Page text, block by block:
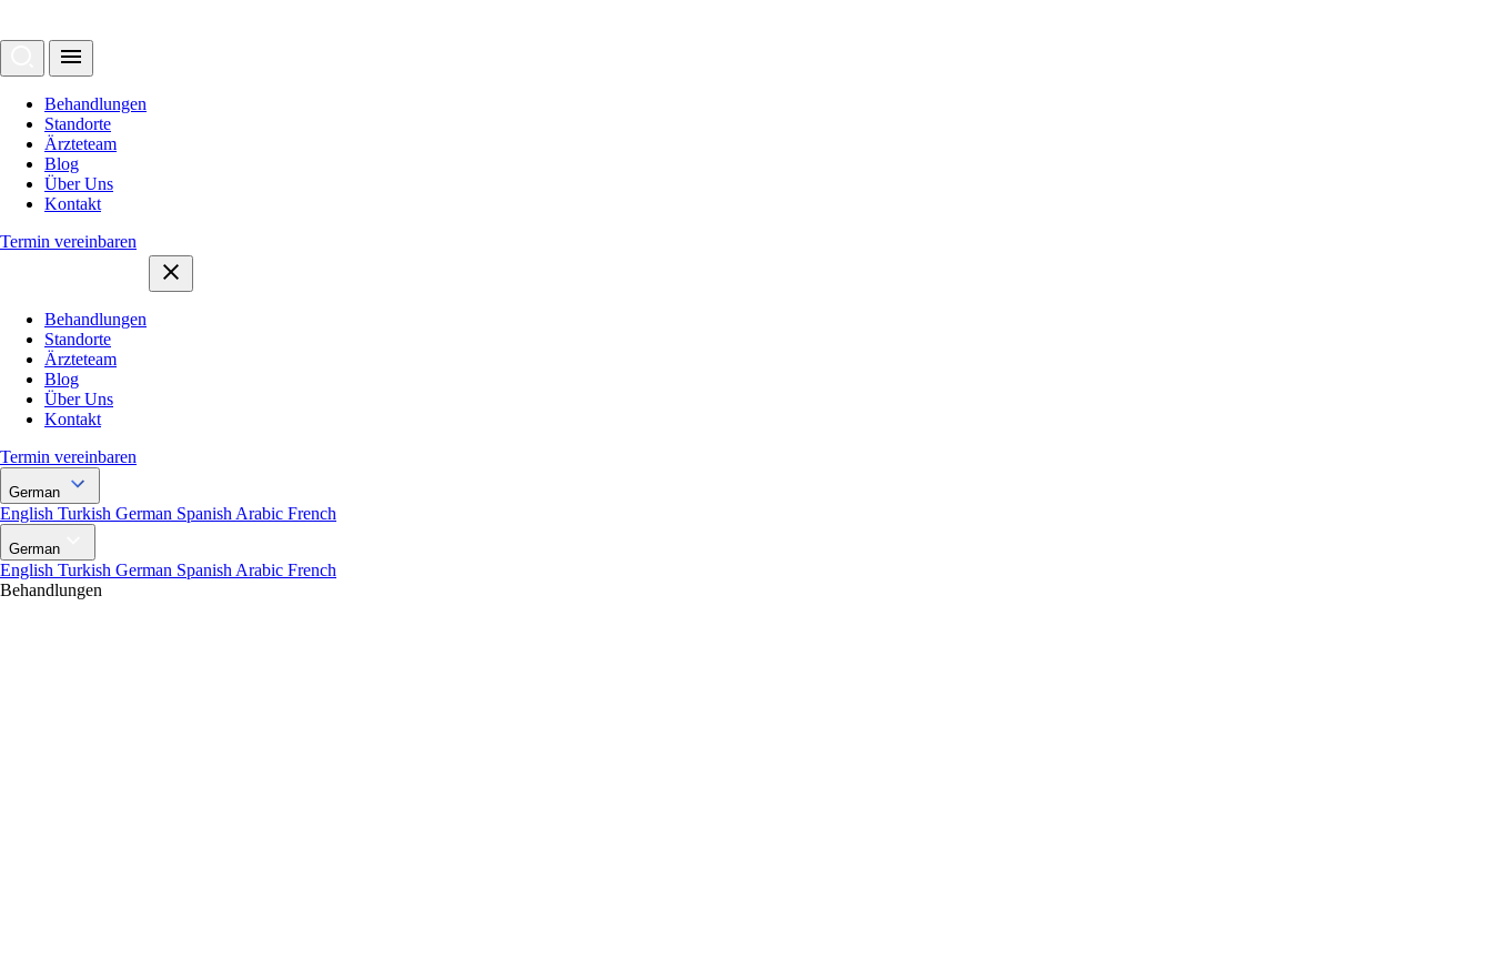
Behandlungen
Standorte
Ärzteteam
Blog
Über Uns
Kontakt
Termin vereinbaren
Behandlungen
Standorte
Ärzteteam
Blog
Über Uns
Kontakt
Termin vereinbaren
German
English Turkish German Spanish Arabic French
German
English Turkish German Spanish Arabic French
Behandlungen